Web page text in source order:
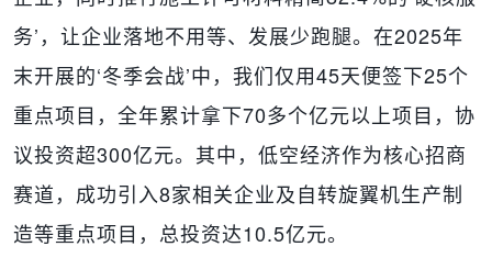
务’，让企业落地不用等、发展少跑腿。在2025年
末开展的‘冬季会战’中，我们仅用45天便签下25个
重点项目，全年累计拿下70多个亿元以上项目，协
议投资超300亿元。其中，低空经济作为核心招商
赛道，成功引入8家相关企业及自转旋翼机生产制
造等重点项目，总投资达10.5亿元。